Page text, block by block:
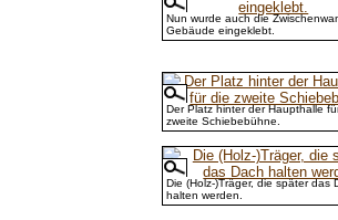
Nun wurde auch die
Gebäude eingeklebt.
Der Platz hinter der Haupthalle
zweite Schiebebühne.
Die (Holz-)Träger, die später das
halten werden.